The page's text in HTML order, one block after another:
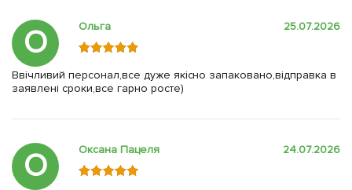
О Ольга 25.07.2026
Ввічливий персонал,все дуже якісно запаковано,відправка в
заявлені сроки,все гарно росте)
О Оксана Пацеля 24.07.2026